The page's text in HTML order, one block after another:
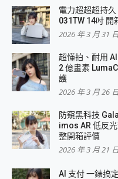
電力超超超持
031TW 14吋 開
2026 年 3 月 31
超懂拍、耐用
2 億畫素
護
2026 年 3 月 26
防窺黑科技
imos AR 低反
整開箱評價
2026 年 3 月 21
AI 支付 一錶搞